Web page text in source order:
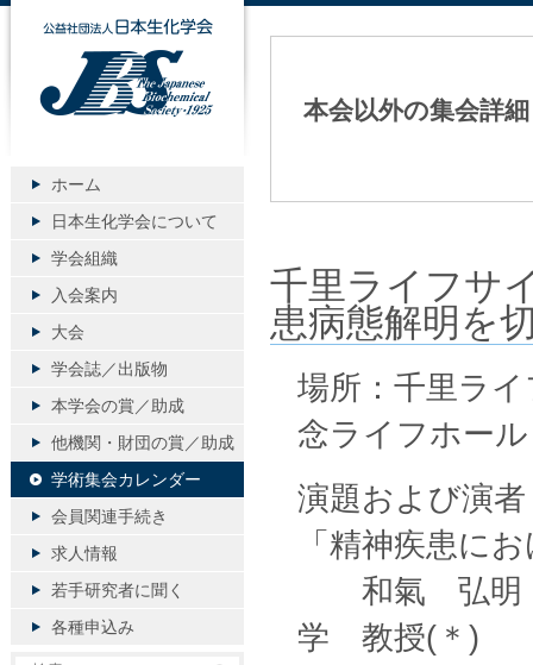
本会以外の集会詳細
千里ライフサ
患病態解明を
場所：千里ラ
念ライフホー
演題および演
「精神疾患に
和氣 弘明
学 教授(＊)
公益社団法人日本生化学会
ホーム
日本生化学会について
学会組織
入会案内
大会
学会誌／出版物
本学会の賞／助成
他機関・財団の賞／助成
学術集会カレンダー
会員関連手続き
求人情報
若手研究者に聞く
各種申込み